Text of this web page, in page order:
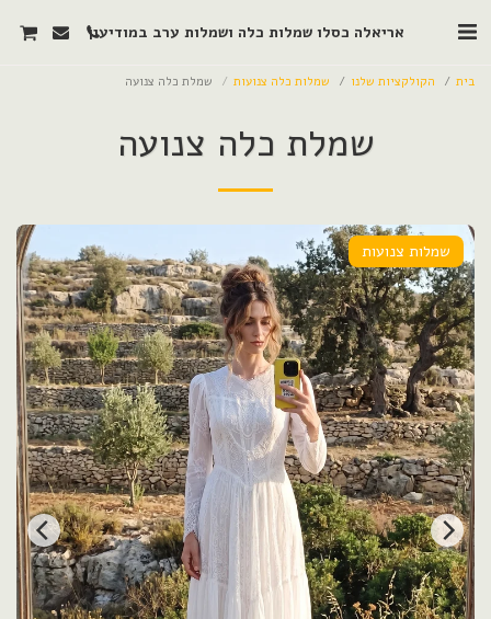
אריאלה כסלו שמלות כלה ושמלות ערב במודיעין
בית הקולקציות שלנו שמלות כלה צנועות שמלת כלה צנועה
שמלת כלה צנועה
שמלות צנועות